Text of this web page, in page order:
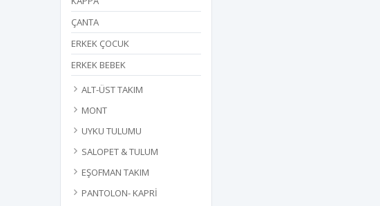
ÇANTA
ERKEK ÇOCUK
ERKEK BEBEK
ALT-ÜST TAKIM
MONT
UYKU TULUMU
SALOPET & TULUM
EŞOFMAN TAKIM
PANTOLON- KAPRİ